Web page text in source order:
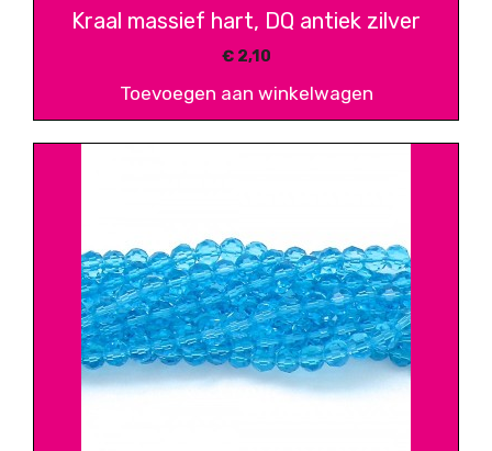
Kraal massief hart, DQ antiek zilver
€2,10
Toevoegen aan winkelwagen